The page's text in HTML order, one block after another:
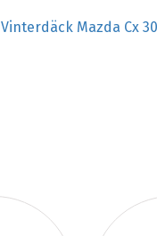
Vinterdäck Mazda Cx